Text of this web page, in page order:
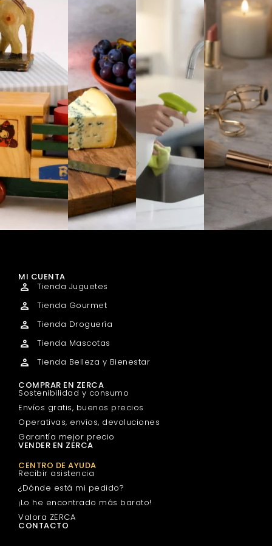
MI CUENTA
Tienda Juguetes
Tienda Gourmet
Tienda Droguería
Tienda Mascotas
Tienda Belleza y Bienestar
COMPRAR EN ZERCA
Sostenibilidad y consumo
Envíos gratis, buenos precios
Operativas, envíos, devoluciones
Garantía mejor precio
VENDER EN ZERCA
CENTRO DE AYUDA
Recibir asistencia
¿Dónde está mi pedido?
¡Lo he encontrado más barato!
Valora ZERCA
CONTACTO